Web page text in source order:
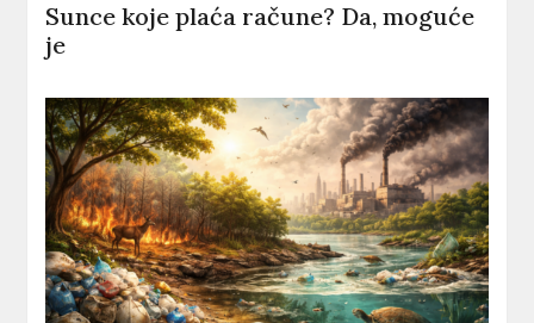
Sunce koje plaća račune? Da, moguće
je